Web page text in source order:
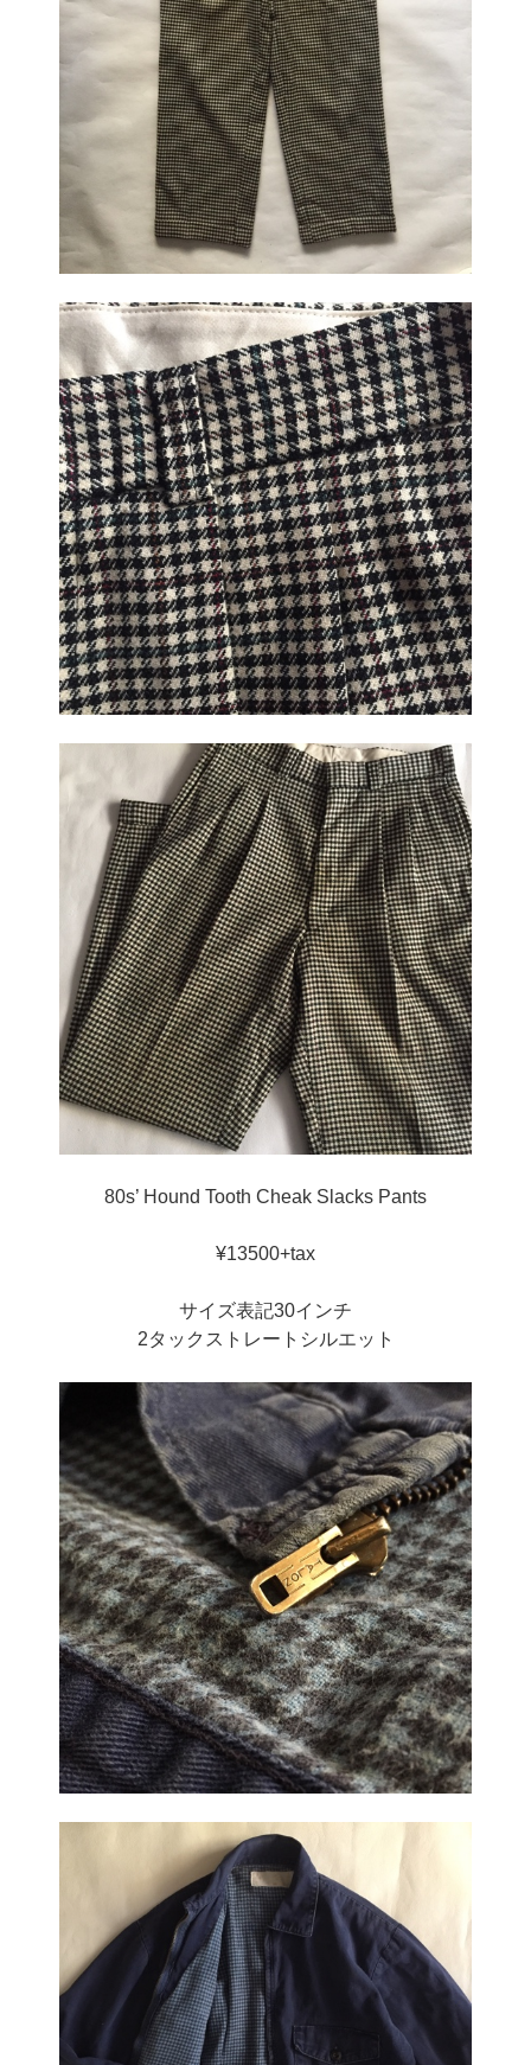
80s’ Hound Tooth Cheak Slacks Pants
¥13500+tax
サイズ表記30インチ
2タックストレートシルエット